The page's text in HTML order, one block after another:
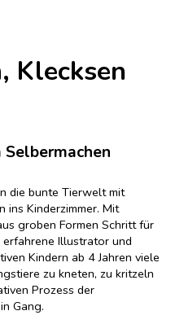
Klecksen
die bunte Tierwelt mit
ins Kinderzimmer. Mit
groben Formen Schritt für
erfahrene Illustrator und
Kindern ab 4 Jahren viele
zu kneten, zu kritzeln
Prozess der
Gang.